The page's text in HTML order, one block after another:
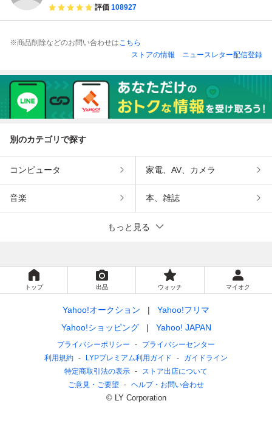
評価 108927
※商品削除などのお問い合わせはこちら
ストアの情報
ニュースレター配信登録
別のカテゴリで探す
コンピュータ 家電、AV、カメラ
音楽 本、雑誌
もっと見る
トップ 出品 ウォッチ マイオク
Yahoo!オークション
Yahoo!フリマ
Yahoo!ショッピング
Yahoo! JAPAN
プライバシーポリシー
プライバシーセンター
利用規約
LYPプレミアム利用ガイド
ガイドライン
特定商取引法の表示
ストア出店について
ご意見・ご要望
ヘルプ・お問い合わせ
© LY Corporation